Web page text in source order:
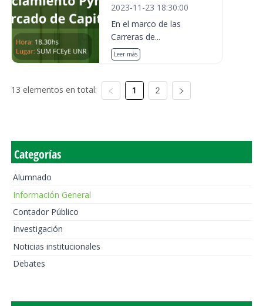
2023-11-23 18:30:00
En el marco de las
Carreras de...
Leer más
13 elementos en total: 1 2
Categorías
Alumnado
Información General
Contador Público
Investigación
Noticias institucionales
Debates